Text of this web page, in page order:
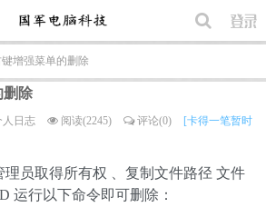
增强菜单的删除
删除
人日志 阅读(2245) 评论(0)
[卡得一笔暂时
理员取得所有权 、复制文件路径 文件
运行以下命令即可删除：